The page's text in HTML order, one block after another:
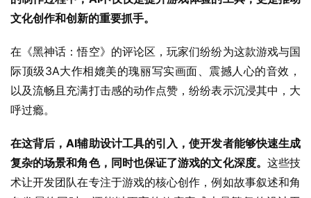
文化创作和创新的重要抓手。
在《黑神话：悟空》的评论区，玩家们纷纷为这款游戏与国
际顶级3A大作相媲美的瑰丽写实画面、震撼人心的音效，
以及流畅且充满打击感的动作点赞，纷纷表示沉浸其中，大
呼过瘾。
在这背后，AI辅助设计工具的引入，使开发者能够快速生成
复杂的场景和角色，同时也保证了游戏的文化深度。 这些技
术让开发团队在专注于游戏的核心创作，例如故事叙述和角